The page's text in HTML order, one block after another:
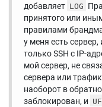
добавляет LOG
принятого или
правилами
у меня есть
только SSH с IP-
мой сервер, не
сервера или
наоборот в
заблокирован, и